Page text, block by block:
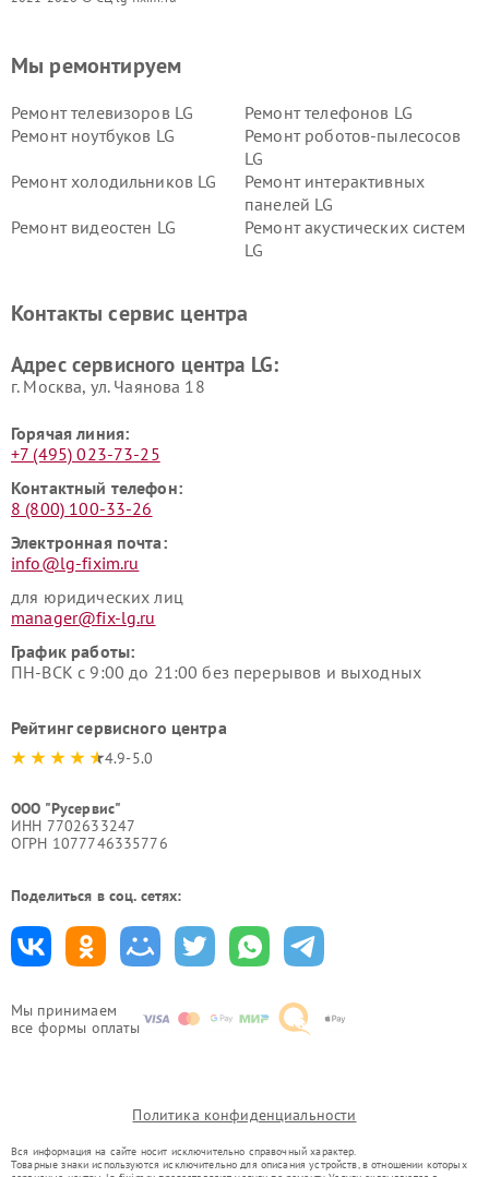
Мы принимаем
все формы оплаты
Мы ремонтируем
Ремонт телевизоров LG
Ремонт телефонов LG
Ремонт ноутбуков LG
Ремонт роботов-пылесосов
LG
Ремонт холодильников LG
Ремонт интерактивных
панелей LG
Ремонт видеостен LG
Ремонт акустических систем
LG
Ремонт морозильных камер
Ремонт вертикальных
Контакты сервис центра
Адрес сервисного центра LG:
г. Москва, ул. Чаянова 18
Горячая линия:
+7 (495) 023-73-25
Контактный телефон:
8 (800) 100-33-26
Электронная почта:
info@lg-fixim.ru
для юридических лиц
manager@fix-lg.ru
График работы:
ПН-ВСК с 9:00 до 21:00 без перерывов и выходных
Рейтинг сервисного центра
4.9-5.0
ООО "Русервис"
ИНН 7702633247
ОГРН 1077746335776
Поделиться в соц. сетях:
Политика конфиденциальности
Вся информация на сайте носит исключительно справочный характер.
Товарные знаки используются исключительно для описания устройств, в отношении которых